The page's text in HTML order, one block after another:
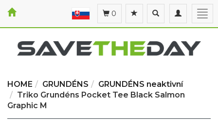
Toggle
navigation
Toggle
search
0
HOME GRUNDÉNS
GRUNDÉNS neaktivní
Triko Grundéns Pocket Tee Black Salmon
Graphic M